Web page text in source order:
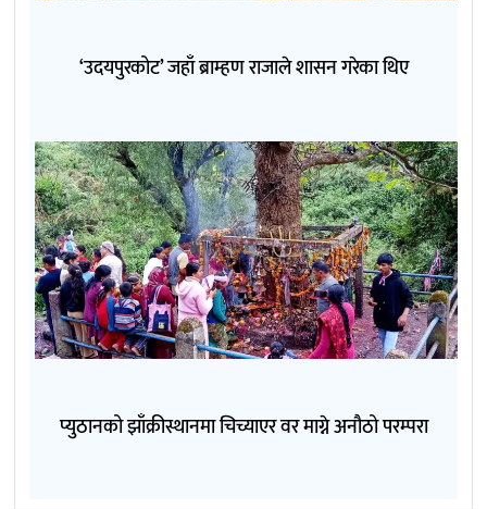
‘उदयपुरकोट’ जहाँ ब्राम्हण राजाले शासन गरेका थिए
प्युठानको झाँक्रीस्थानमा चिच्याएर वर माग्ने अनौठो परम्परा